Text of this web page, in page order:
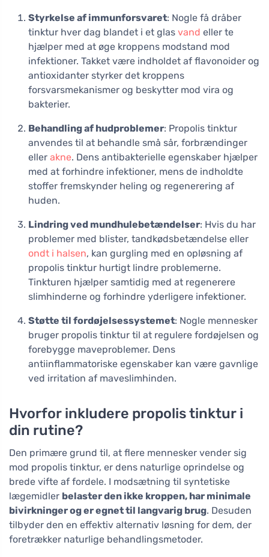
Styrkelse af immunforsvaret: Nogle få dråber
tinktur hver dag blandet i et glas vand eller te
hjælper med at øge kroppens modstand mod
infektioner. Takket være indholdet af flavonoider og
antioxidanter styrker det kroppens
forsvarsmekanismer og beskytter mod vira og
bakterier.
Behandling af hudproblemer: Propolis tinktur
anvendes til at behandle små sår, forbrændinger
eller akne. Dens antibakterielle egenskaber hjælper
med at forhindre infektioner, mens de indholdte
stoffer fremskynder heling og regenerering af
huden.
Lindring ved mundhulebetændelser: Hvis du har
problemer med blister, tandkødsbetændelse eller
ondt i halsen, kan gurgling med en opløsning af
propolis tinktur hurtigt lindre problemerne.
Tinkturen hjælper samtidig med at regenerere
slimhinderne og forhindre yderligere infektioner.
Støtte til fordøjelsessystemet: Nogle mennesker
bruger propolis tinktur til at regulere fordøjelsen og
forebygge maveproblemer. Dens
antiinflammatoriske egenskaber kan være gavnlige
ved irritation af maveslimhinden.
Hvorfor inkludere propolis tinktur i
din rutine?
Den primære grund til, at flere mennesker vender sig
mod propolis tinktur, er dens naturlige oprindelse og
brede vifte af fordele. I modsætning til syntetiske
lægemidler belaster den ikke kroppen, har minimale
bivirkninger og er egnet til langvarig brug. Desuden
tilbyder den en effektiv alternativ løsning for dem, der
foretrækker naturlige behandlingsmetoder.